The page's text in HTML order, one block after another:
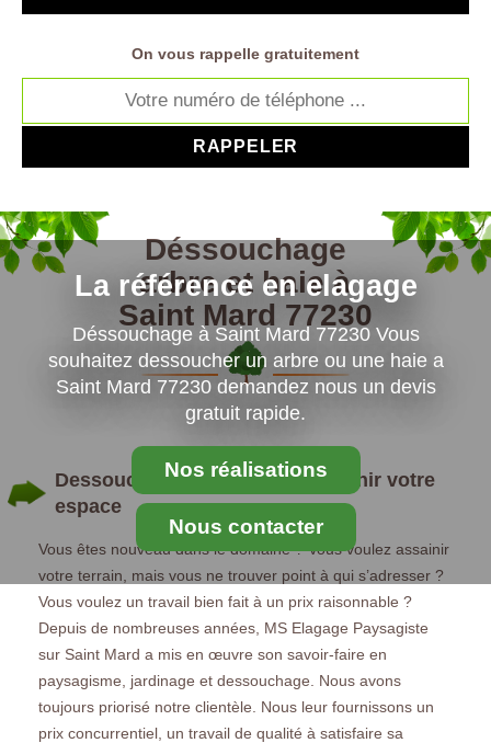
La référence en elagage
Déssouchage à Saint Mard 77230 Vous
souhaitez dessoucher un arbre ou une haie a
Saint Mard 77230 demandez nous un devis
gratuit rapide.
Nos réalisations
Nous contacter
On vous rappelle gratuitement
Déssouchage
arbre et haie à
Saint Mard 77230
Dessouchage Saint Mard : assainir votre
espace
Vous êtes nouveau dans le domaine ? Vous voulez assainir
votre terrain, mais vous ne trouver point à qui s’adresser ?
Vous voulez un travail bien fait à un prix raisonnable ?
Depuis de nombreuses années, MS Elagage Paysagiste
sur Saint Mard a mis en œuvre son savoir-faire en
paysagisme, jardinage et dessouchage. Nous avons
toujours priorisé notre clientèle. Nous leur fournissons un
prix concurrentiel, un travail de qualité à satisfaire sa